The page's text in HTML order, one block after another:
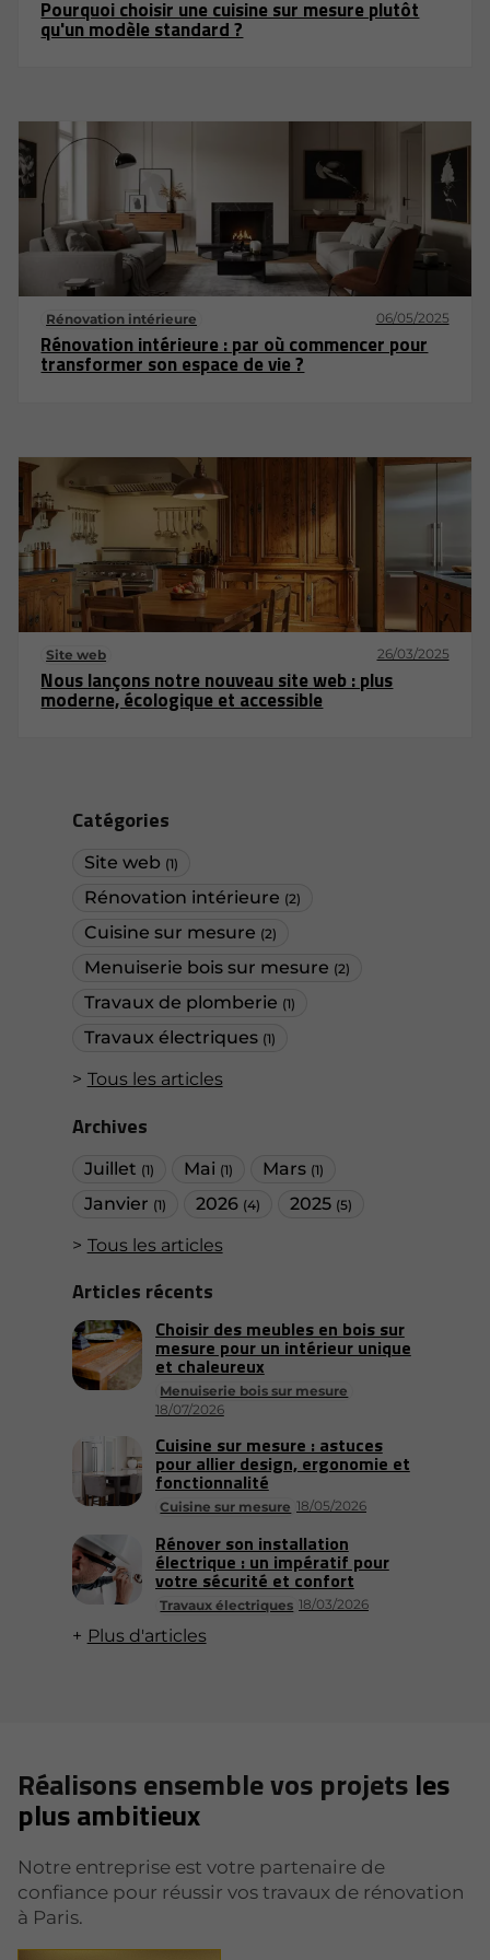
Catégories
Site web (1)
Rénovation intérieure (2)
Cuisine sur mesure (2)
Menuiserie bois sur mesure (2)
Travaux de plomberie (1)
Travaux électriques (1)
Tous les articles
Archives
Juillet (1) Mai (1) Mars (1)
Janvier (1) 2026 (4) 2025 (5)
Tous les articles
Articles récents
Menuiserie bois sur mesure
18/07/2026
Choisir des meubles en bois sur
mesure pour un intérieur unique
et chaleureux
Cuisine sur mesure 18/05/2026
Cuisine sur mesure : astuces
pour allier design, ergonomie et
fonctionnalité
Travaux électriques 18/03/2026
Rénover son installation
électrique : un impératif pour
votre sécurité et confort
Plus d'articles
Pourquoi choisir une cuisine sur mesure plutôt
qu'un modèle standard ?
Rénovation intérieure 06/05/2025
Rénovation intérieure : par où commencer pour
transformer son espace de vie ?
Site web 26/03/2025
Nous lançons notre nouveau site web : plus
moderne, écologique et accessible
Réalisons ensemble vos projets les
plus ambitieux
Notre entreprise est votre partenaire de
confiance pour réussir vos travaux de rénovation
à Paris.